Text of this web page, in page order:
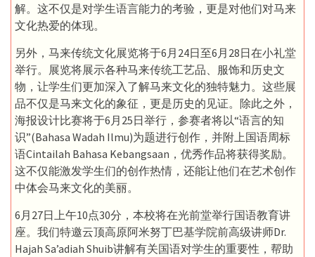
解。这不仅是对学生语言能力的考验，更是对他们对马来
文化热爱的体现。
另外，马来传统文化展览将于6月24日至6月28日在小礼堂
举行。展览将展示各种马来传统工艺品、服饰和历史文
物，让学生们更加深入了解马来文化的独特魅力。这些展
品不仅是马来文化的象征，更是历史的见证。除此之外，
海报设计比赛将于6月25日举行，参赛者将以“语言的知
识”(Bahasa Wadah Ilmu)为题进行创作，并附上国语周标
语Cintailah Bahasa Kebangsaan，优秀作品将获得奖励。
这不仅能激发学生们的创作热情，还能让他们在艺术创作
中体会马来文化的美丽。
6月27日上午10点30分，本校将在光前堂举行国语教育讲
座。我们特邀云顶高原阿米努丁巴基学院前高级讲师Dr.
Hajah Sa’adiah Shuib讲解有关国语对学生的重要性，帮助